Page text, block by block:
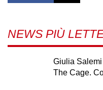
NEWS PIÙ
Giulia
The Cage.